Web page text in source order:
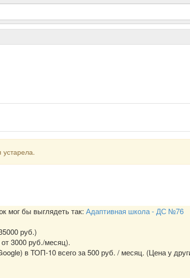
мог бы выглядеть так: Адаптивная школа - ДС №76
руб.)
3000 руб./месяц).
в ТОП-10 всего за 500 руб. / месяц. (Цена у